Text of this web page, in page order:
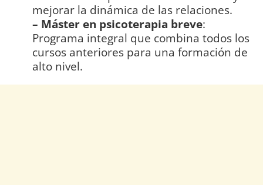
mejorar la dinámica de las relaciones.
– Máster en psicoterapia breve:
Programa integral que combina todos los
cursos anteriores para una formación de
alto nivel.